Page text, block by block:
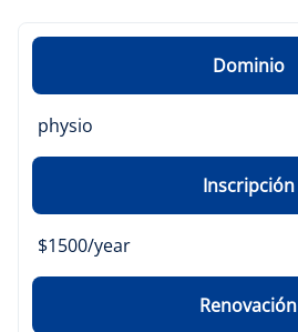
Dominio
physio
Inscripción
$1500/year
Renovación